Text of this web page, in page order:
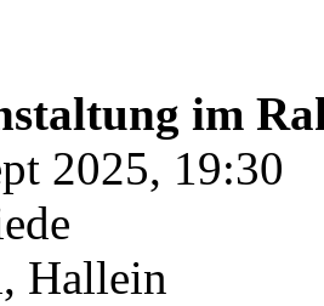
im
2025, 19:30
Hallein